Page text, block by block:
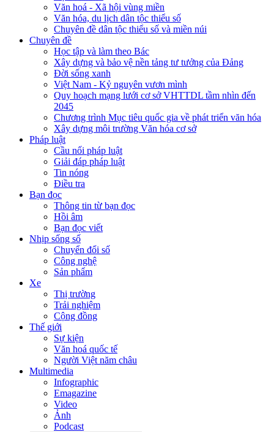
Văn hoá - Xã hội vùng miền
Văn hóa, du lịch dân tộc thiểu số
Chuyên đề dân tộc thiểu số và miền núi
Chuyên đề
Học tập và làm theo Bác
Xây dựng và bảo vệ nền tảng tư tưởng của Đảng
Đời sống xanh
Việt Nam - Kỷ nguyên vươn mình
Quy hoạch mạng lưới cơ sở VHTTDL tầm nhìn đến
2045
Chương trình Mục tiêu quốc gia về phát triển văn hóa
Xây dựng môi trường Văn hóa cơ sở
Pháp luật
Cầu nối pháp luật
Giải đáp pháp luật
Tin nóng
Điều tra
Bạn đọc
Thông tin từ bạn đọc
Hồi âm
Bạn đọc viết
Nhịp sống số
Chuyển đổi số
Công nghệ
Sản phẩm
Xe
Thị trường
Trải nghiệm
Cộng đồng
Thế giới
Sự kiện
Văn hoá quốc tế
Người Việt năm châu
Multimedia
Infographic
Emagazine
Video
Ảnh
Podcast